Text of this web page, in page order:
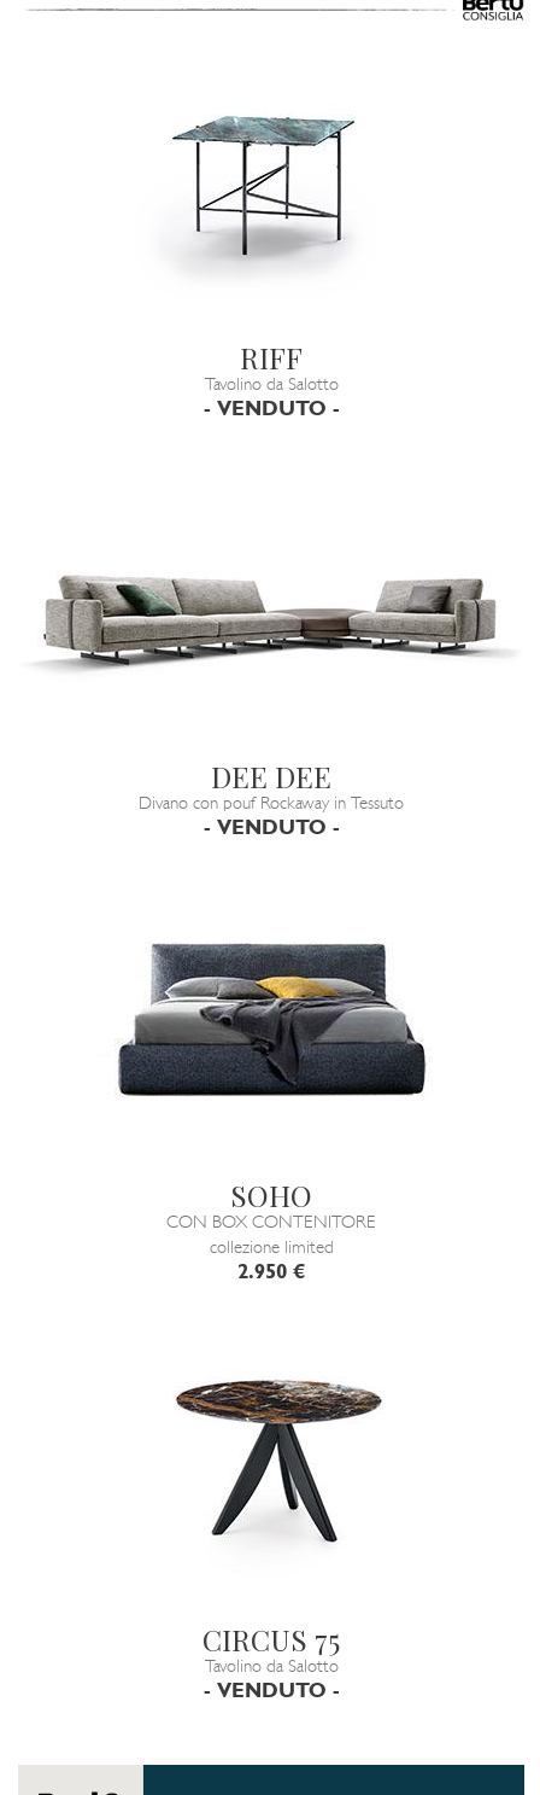
RIFF
Tavolino da Salotto
- VENDUTO -
DEE DEE
Divano con pouf Rockaway in Tessuto
- VENDUTO -
SOHO
CON BOX CONTENITORE
collezione limited
2.950 €
CIRCUS 75
Tavolino da Salotto
- VENDUTO -